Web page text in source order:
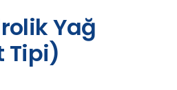
Yağ
Tipi)